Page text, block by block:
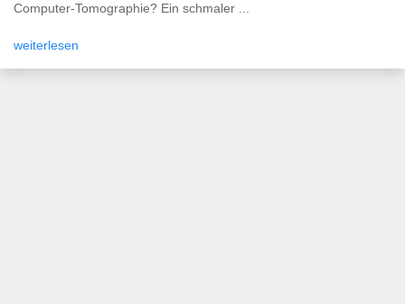
Computer-Tomographie? Ein schmaler ...
weiterlesen